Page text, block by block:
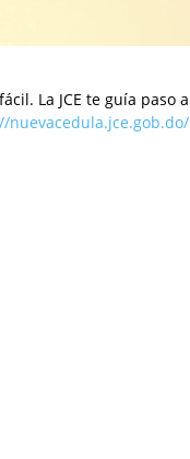
La JCE te guía paso a
nuevacedula.jce.gob.do/